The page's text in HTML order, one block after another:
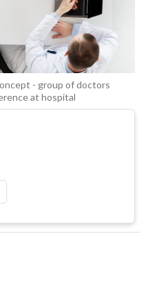
- group of doctors
at hospital